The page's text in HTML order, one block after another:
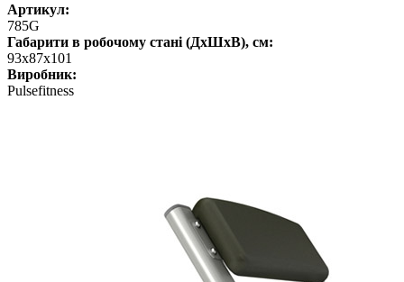
Артикул:
785G
Габарити в робочому стані (ДхШхВ), см:
93х87х101
Виробник:
Pulsefitness